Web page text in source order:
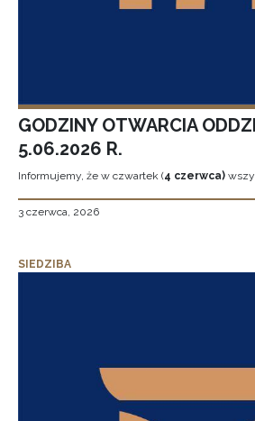
GODZINY OTWARCIA
5.06.2026 R.
Informujemy, że w czwartek (4 czerwca)
3 czerwca, 2026
SIEDZIBA